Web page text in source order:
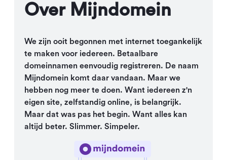
Over Mijndomein
We zijn ooit begonnen met internet toegankelijk
te maken voor iedereen. Betaalbare
domeinnamen eenvoudig registreren. De naam
Mijndomein komt daar vandaan. Maar we
hebben nog meer te doen. Want iedereen z'n
eigen site, zelfstandig online, is belangrijk.
Maar dat was pas het begin. Want alles kan
altijd beter. Slimmer. Simpeler.